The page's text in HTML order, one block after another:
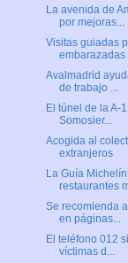
La avenida de
por mejoras...
Visitas guiadas
embarazadas
Avalmadrid
de trabajo ...
El túnel de la A-
Somosier...
Acogida al
extranjeros
La Guía
restaurantes
Se recomienda
en páginas...
El teléfono 012
víctimas d...